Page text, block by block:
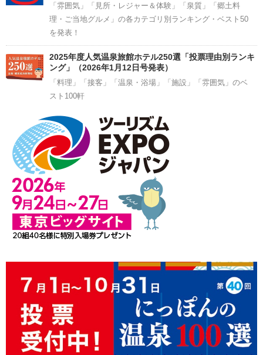
「雰囲気」「見所・レジャー＆体験」「泉質」「郷土料
理・ご当地グルメ」の各カテゴリ別ランキング・ベスト50
を発表！
2025年度人気温泉旅館ホテル250選「投票理由別ランキ
ング」（2026年1月12日号発表）
「料理」「接客」「温泉・浴場」「施設」「雰囲気」のベ
スト100軒